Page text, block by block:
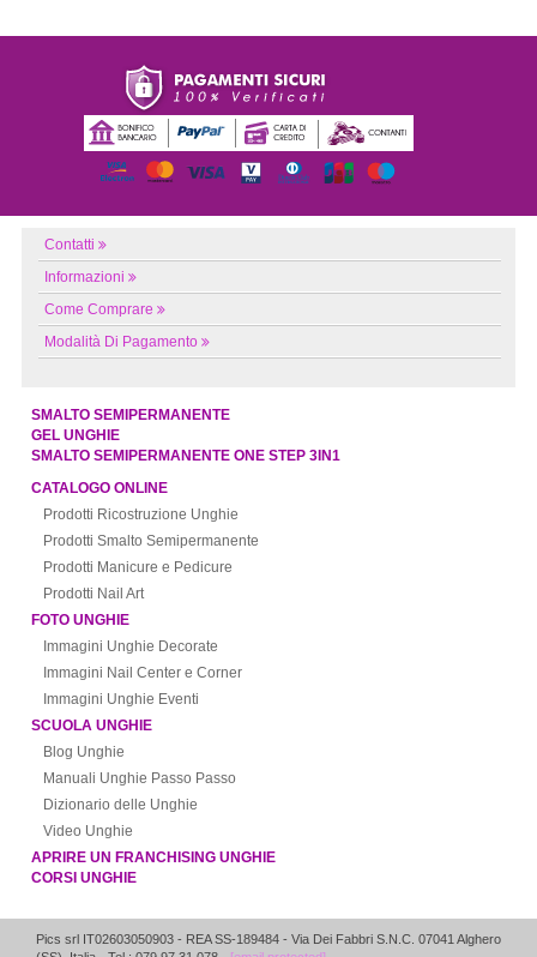
Contatti
Informazioni
Come Comprare
Modalità Di Pagamento
SMALTO SEMIPERMANENTE
GEL UNGHIE
SMALTO SEMIPERMANENTE ONE STEP 3IN1
CATALOGO ONLINE
Prodotti Ricostruzione Unghie
Prodotti Smalto Semipermanente
Prodotti Manicure e Pedicure
Prodotti Nail Art
FOTO UNGHIE
Immagini Unghie Decorate
Immagini Nail Center e Corner
Immagini Unghie Eventi
SCUOLA UNGHIE
Blog Unghie
Manuali Unghie Passo Passo
Dizionario delle Unghie
Video Unghie
APRIRE UN FRANCHISING UNGHIE
CORSI UNGHIE
Pics srl IT02603050903 - REA SS-189484 - Via Dei Fabbri S.N.C. 07041 Alghero